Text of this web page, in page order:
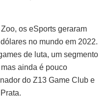
os eSports geraram
no mundo em 2022.
de luta, um segmento
ainda é pouco
do Z13 Game Club e